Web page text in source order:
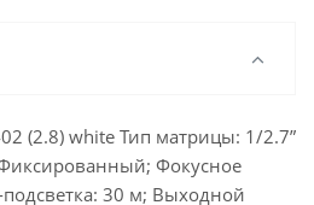
(2.8) white Тип матрицы: 1/2.7”
Фокусное
30 м; Выходной